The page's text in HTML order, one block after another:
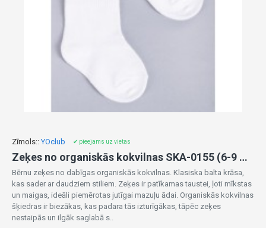
Zīmols:: YOclub ✔ pieejams uz vietas
Zeķes no organiskās kokvilnas SKA-0155 (6-9 mēn.)
Bērnu zeķes no dabīgas organiskās kokvilnas. Klasiska balta krāsa,
kas sader ar daudziem stiliem. Zeķes ir patīkamas taustei, ļoti mīkstas
un maigas, ideāli piemērotas jutīgai mazuļu ādai. Organiskās kokvilnas
šķiedras ir biezākas, kas padara tās izturīgākas, tāpēc zeķes
nestaipās un ilgāk saglabā s..